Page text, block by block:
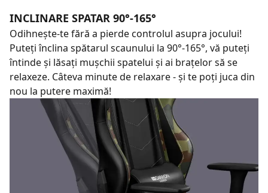
INCLINARE SPATAR 90°-165°
Odihnește-te fără a pierde controlul asupra jocului!
Puteți înclina spătarul scaunului la 90°-165°, vă puteți
întinde și lăsați mușchii spatelui și ai brațelor să se
relaxeze. Câteva minute de relaxare - și te poți juca din
nou la putere maximă!